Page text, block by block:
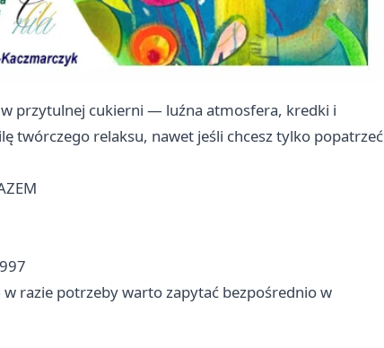
przytulnej cukierni — luźna atmosfera, kredki i
twórczego relaksu, nawet jeśli chcesz tylko popatrzeć
razie potrzeby warto zapytać bezpośrednio w